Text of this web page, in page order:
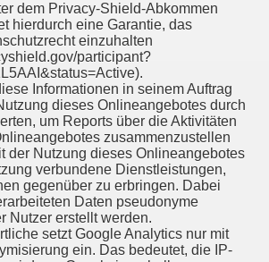
dem Privacy-Shield-Abkommen
hierdurch eine Garantie, das
einzuhalten
participant?
Informationen in seinem Auftrag
dieses Onlineangebotes durch
um Reports über die Aktivitäten
zusammenzustellen
der Nutzung dieses Onlineangebotes
verbundene Dienstleistungen,
gegenüber zu erbringen. Dabei
Daten pseudonyme
Nutzer erstellt werden.
setzt Google Analytics nur mit
ein. Das bedeutet, die IP-